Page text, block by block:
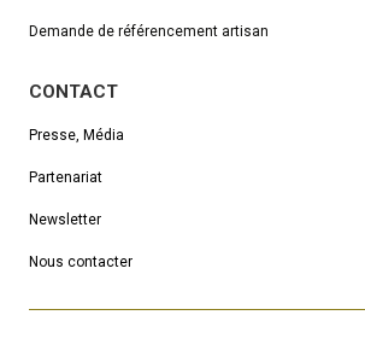
Demande de référencement artisan
CONTACT
Presse, Média
Partenariat
Newsletter
Nous contacter